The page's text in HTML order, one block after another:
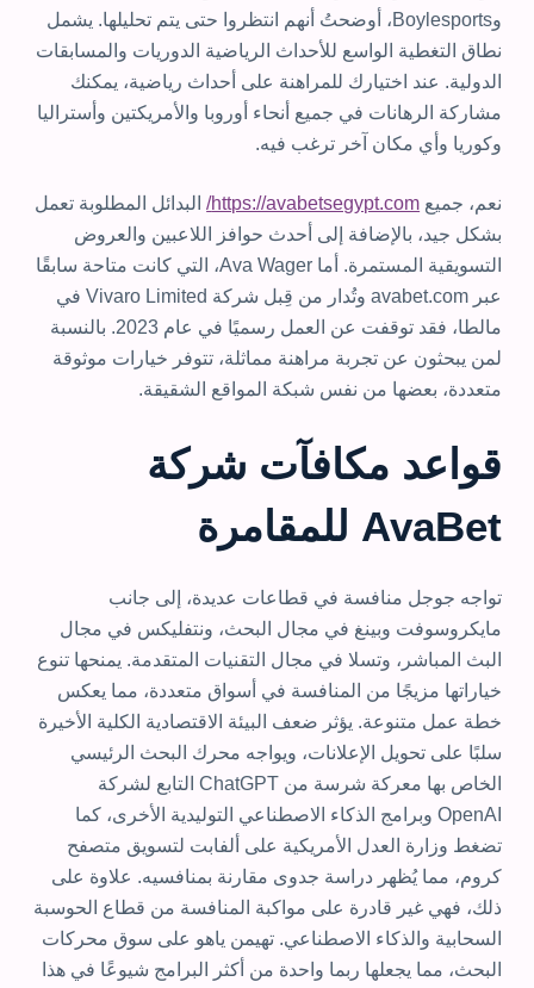
وBoylesports، أوضحتُ أنهم انتظروا حتى يتم تحليلها. يشمل
نطاق التغطية الواسع للأحداث الرياضية الدوريات والمسابقات
الدولية. عند اختيارك للمراهنة على أحداث رياضية، يمكنك
مشاركة الرهانات في جميع أنحاء أوروبا والأمريكتين وأستراليا
وكوريا وأي مكان آخر ترغب فيه.
نعم، جميع https://avabetsegypt.com/ البدائل المطلوبة تعمل
بشكل جيد، بالإضافة إلى أحدث حوافز اللاعبين والعروض
التسويقية المستمرة. أما Ava Wager، التي كانت متاحة سابقًا
عبر avabet.com وتُدار من قِبل شركة Vivaro Limited في
مالطا، فقد توقفت عن العمل رسميًا في عام 2023. بالنسبة
لمن يبحثون عن تجربة مراهنة مماثلة، تتوفر خيارات موثوقة
متعددة، بعضها من نفس شبكة المواقع الشقيقة.
قواعد مكافآت شركة
AvaBet للمقامرة
تواجه جوجل منافسة في قطاعات عديدة، إلى جانب
مايكروسوفت وبينغ في مجال البحث، ونتفليكس في مجال
البث المباشر، وتسلا في مجال التقنيات المتقدمة. يمنحها تنوع
خياراتها مزيجًا من المنافسة في أسواق متعددة، مما يعكس
خطة عمل متنوعة. يؤثر ضعف البيئة الاقتصادية الكلية الأخيرة
سلبًا على تحويل الإعلانات، ويواجه محرك البحث الرئيسي
الخاص بها معركة شرسة من ChatGPT التابع لشركة
OpenAI وبرامج الذكاء الاصطناعي التوليدية الأخرى، كما
تضغط وزارة العدل الأمريكية على ألفابت لتسويق متصفح
كروم، مما يُظهر دراسة جدوى مقارنة بمنافسيه. علاوة على
ذلك، فهي غير قادرة على مواكبة المنافسة من قطاع الحوسبة
السحابية والذكاء الاصطناعي. تهيمن ياهو على سوق محركات
البحث، مما يجعلها ربما واحدة من أكثر البرامج شيوعًا في هذا